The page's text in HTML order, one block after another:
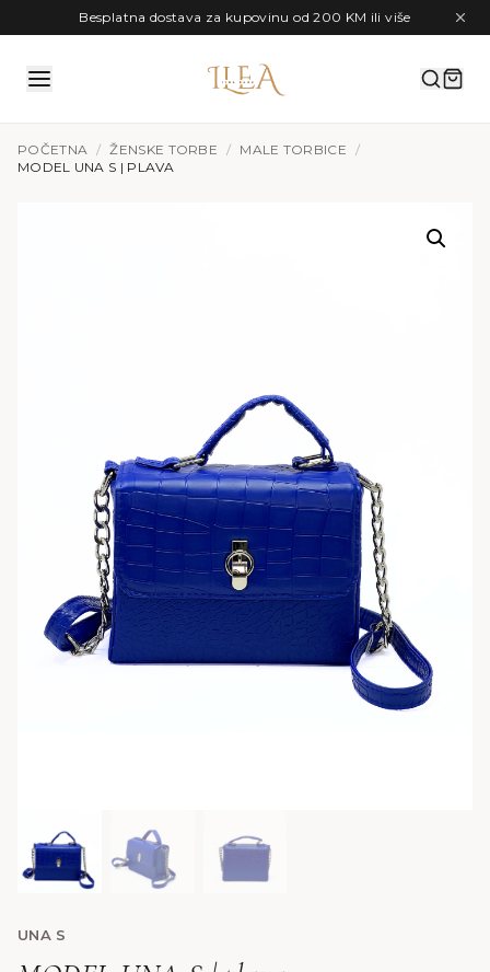
Preskoči na sadržajBesplatna dostava za kupovinu od 200 KM ili više
POČETNA / ŽENSKE TORBE / MALE TORBICE /
MODEL UNA S | PLAVA
UNA S